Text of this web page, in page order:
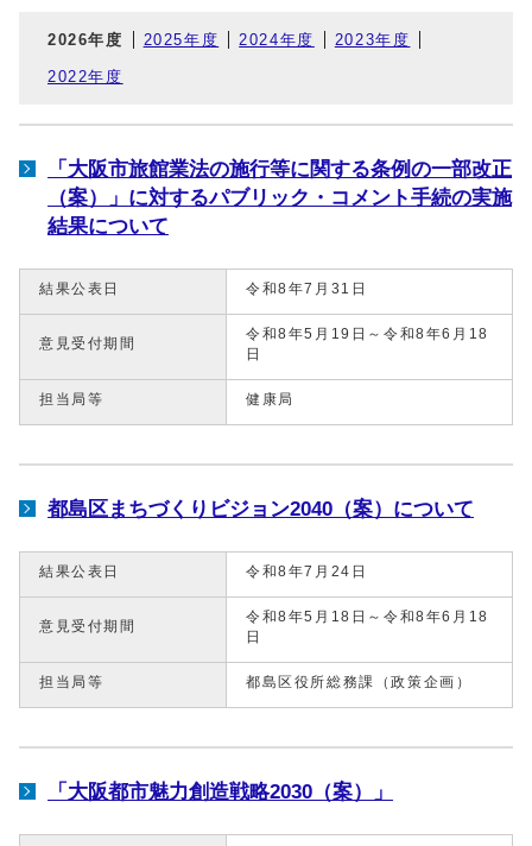
2026年度 2025年度 2024年度 2023年度
2022年度
「大阪市旅館業法の施行等に関する条例の一部改正
（案）」に対するパブリック・コメント手続の実施
結果について
結果公表日 令和8年7月31日
意見受付期間
令和8年5月19日～令和8年6月18
日
担当局等 健康局
都島区まちづくりビジョン2040（案）について
結果公表日 令和8年7月24日
意見受付期間
令和8年5月18日～令和8年6月18
日
担当局等 都島区役所総務課（政策企画）
「大阪都市魅力創造戦略2030（案）」